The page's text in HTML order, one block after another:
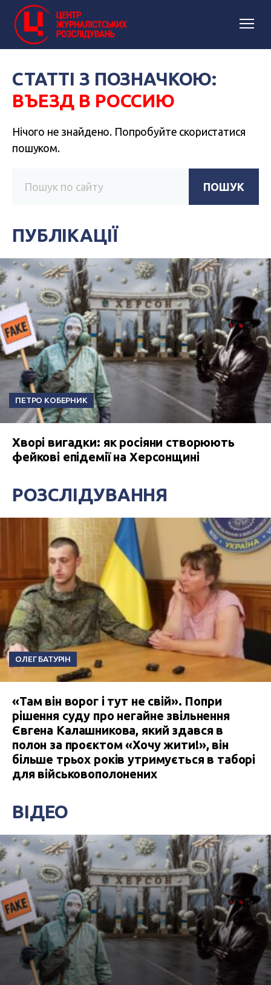
СТАТТІ З ПОЗНАЧКОЮ:
ВЪЕЗД В РОССИЮ
Нічого не знайдено. Попробуйте скористатися
пошуком.
ПОШУК
ПУБЛІКАЦІЇ
ПЕТРО КОБЕРНИК
Хворі вигадки: як росіяни створюють
фейкові епідемії на Херсонщині
РОЗСЛІДУВАННЯ
ОЛЕГ БАТУРІН
«Там він ворог і тут не свій». Попри
рішення суду про негайне звільнення
Євгена Калашникова, який здався в
полон за проєктом «Хочу жити!», він
більше трьох років утримується в таборі
для військовополонених
ВІДЕО